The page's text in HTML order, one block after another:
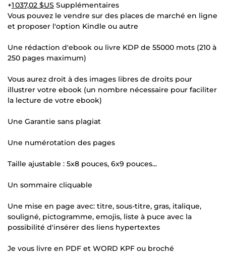
+1 037,02 $US Supplémentaires
Vous pouvez le vendre sur des places de marché en ligne
et proposer l'option Kindle ou autre
Une rédaction d'ebook ou livre KDP de 55000 mots (210 à
250 pages maximum)
Vous aurez droit à des images libres de droits pour
illustrer votre ebook (un nombre nécessaire pour faciliter
la lecture de votre ebook)
Une Garantie sans plagiat
Une numérotation des pages
Taille ajustable : 5x8 pouces, 6x9 pouces...
Un sommaire cliquable
Une mise en page avec: titre, sous-titre, gras, italique,
souligné, pictogramme, emojis, liste à puce avec la
possibilité d'insérer des liens hypertextes
Je vous livre en PDF et WORD KPF ou broché